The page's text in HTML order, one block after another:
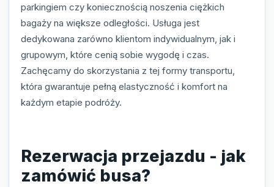
parkingiem czy koniecznością noszenia ciężkich
bagaży na większe odległości. Usługa jest
dedykowana zarówno klientom indywidualnym, jak i
grupowym, które cenią sobie wygodę i czas.
Zachęcamy do skorzystania z tej formy transportu,
która gwarantuje pełną elastyczność i komfort na
każdym etapie podróży.
Rezerwacja przejazdu - jak
zamówić busa?